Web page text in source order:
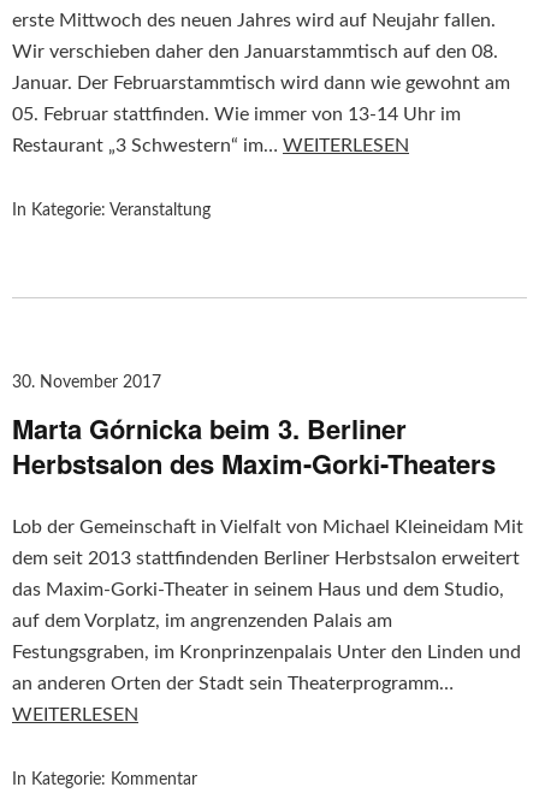
erste Mittwoch des neuen Jahres wird auf Neujahr fallen.
Wir verschieben daher den Januarstammtisch auf den 08.
Januar. Der Februarstammtisch wird dann wie gewohnt am
05. Februar stattfinden. Wie immer von 13-14 Uhr im
Restaurant „3 Schwestern“ im… WEITERLESEN
In Kategorie: Veranstaltung
30. November 2017
Marta Górnicka beim 3. Berliner
Herbstsalon des Maxim-Gorki-Theaters
Lob der Gemeinschaft in Vielfalt von Michael Kleineidam Mit
dem seit 2013 stattfindenden Berliner Herbstsalon erweitert
das Maxim-Gorki-Theater in seinem Haus und dem Studio,
auf dem Vorplatz, im angrenzenden Palais am
Festungsgraben, im Kronprinzenpalais Unter den Linden und
an anderen Orten der Stadt sein Theaterprogramm…
WEITERLESEN
In Kategorie: Kommentar